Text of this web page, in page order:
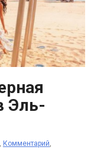
Эль-
, Комментарий,